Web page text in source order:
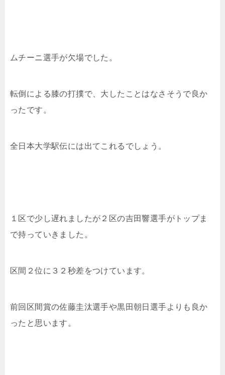
ムチーニ選手が欠場でした。
転倒による膝の打撲で、大したことはなさそうで良か
ったです。
全日本大学駅伝には出てこれるでしょう。
１区で少し遅れましたが２区の吉田響選手がトップま
で持っていきました。
区間２位に３２秒差をつけています。
前回区間賞の佐藤圭汰選手や黒田朝日選手よりも良か
ったと思います。